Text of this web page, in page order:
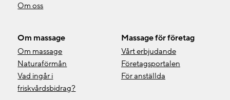
Om oss
Om massage
Om massage
Naturaförmån
Vad ingår i
friskvårdsbidrag?
Massage för företag
Vårt erbjudande
Företagsportalen
För anställda